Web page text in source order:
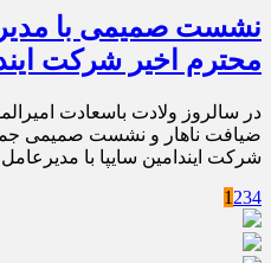
نشست صمیمی با
محترم اخیر شرکت
در سالروز ولادت باسعادت
ضیافت ناهار و نشست صمیمی
شرکت ایندامین سایپا با
1 234